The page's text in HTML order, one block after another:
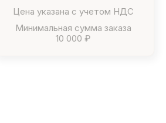
Цена указана с учетом НДС
Минимальная сумма заказа
10 000 ₽